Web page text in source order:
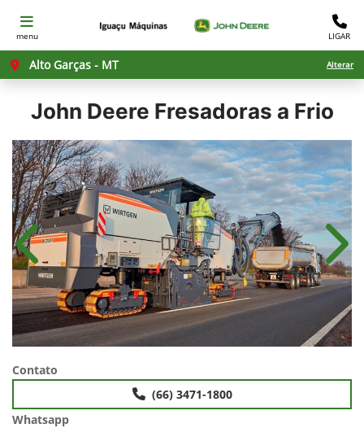
menu LIGAR
Alto Garças - MT Alterar
John Deere Fresadoras a Frio
Anterior
Contato
(66) 3471-1800
Whatsapp